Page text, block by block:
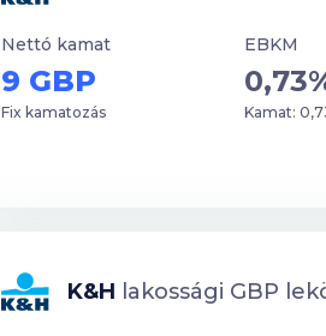
Nettó kamat
9 GBP
Fix kamatozás
EBKM
Kamat:
K&H lakossági GBP